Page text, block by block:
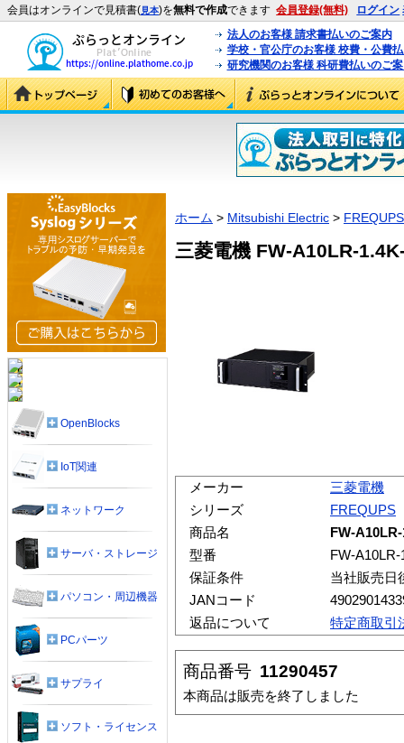
会員はオンラインで見積書(見本)を無料で作成できます 会員登録(無料) ログイン
法人のお客様 請求書払いのご案内
学校・官公庁のお客様 校費・公費
研究機関のお客様 科研費払いのご
ホーム > Mitsubishi Electric > FREQUPS
三菱電機 FW-A10LR-
メーカー
三菱電機
シリーズ
FREQUPS
商品名
FW-
型番
FW-A10LR-
保証条件
当社販売日
JANコード
返品について
特定商取引
商品番号 11290457
本商品は販売を終了しました
OpenBlocks
IoT関連
ネットワーク
サーバ・ストレージ
パソコン・周辺機器
PCパーツ
サプライ
ソフト・ライセンス